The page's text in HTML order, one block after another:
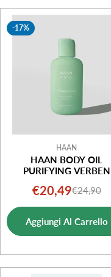
-17%
HAAN
HAAN BODY OIL
PURIFYING VERBEN
Prezzo
di
vendita
€20,49Prezzo
normale
€24,90
Aggiungi Al Carrello